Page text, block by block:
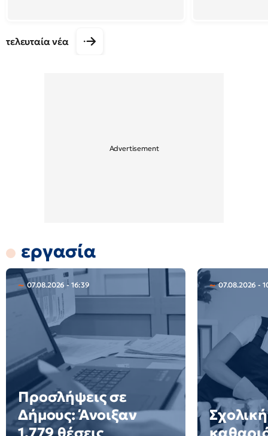
τελευταία νέα
εργασία
07.08.2026 - 16:39
Προσλήψεις σε
Δήμους: Άνοιξαν
07.08.2026 -
Σχολική